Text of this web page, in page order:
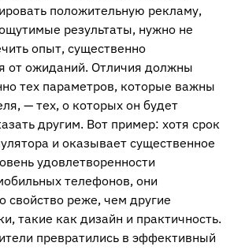
положительную рекламу,
результаты, нужно не
опыт, существенно
от ожиданий. Отличия должны
тех параметров, которые важны
— тех, о которых он будет
другим. Вот пример: хотя срок
и оказывает существенное
удовлетворенности
телефонов, они
свойство реже, чем другие
такие как дизайн и практичность.
превратились в эффективный